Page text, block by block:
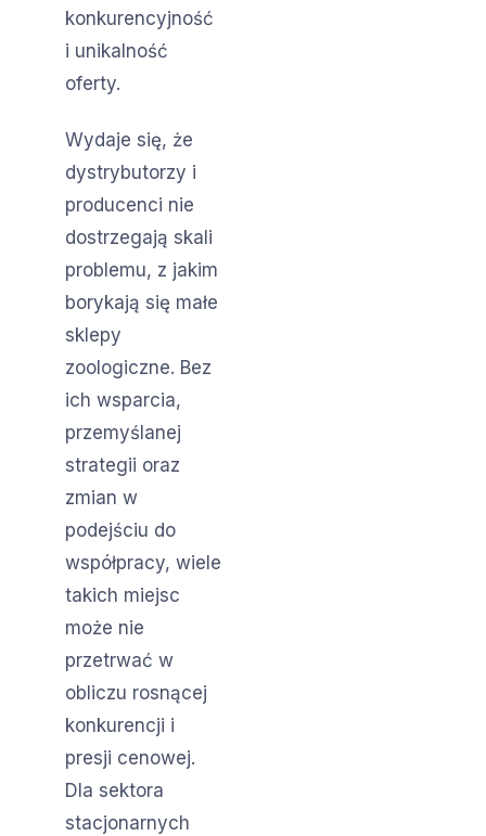
konkurencyjność
i unikalność
oferty.
Wydaje się, że
dystrybutorzy i
producenci nie
dostrzegają skali
problemu, z jakim
borykają się małe
sklepy
zoologiczne. Bez
ich wsparcia,
przemyślanej
strategii oraz
zmian w
podejściu do
współpracy, wiele
takich miejsc
może nie
przetrwać w
obliczu rosnącej
konkurencji i
presji cenowej.
Dla sektora
stacjonarnych